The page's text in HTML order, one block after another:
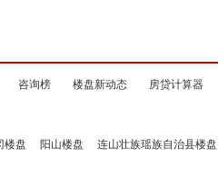
咨询榜 楼盘新动态 房贷计算器
楼盘 阳山楼盘 连山壮族瑶族自治县楼盘